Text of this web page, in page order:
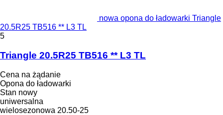
nowa opona do ładowarki Triangle
20.5R25 TB516 ** L3 TL
5
Triangle 20.5R25 TB516 ** L3 TL
Cena na żądanie
Opona do ładowarki
Stan nowy
uniwersalna
wielosezonowa 20.50-25